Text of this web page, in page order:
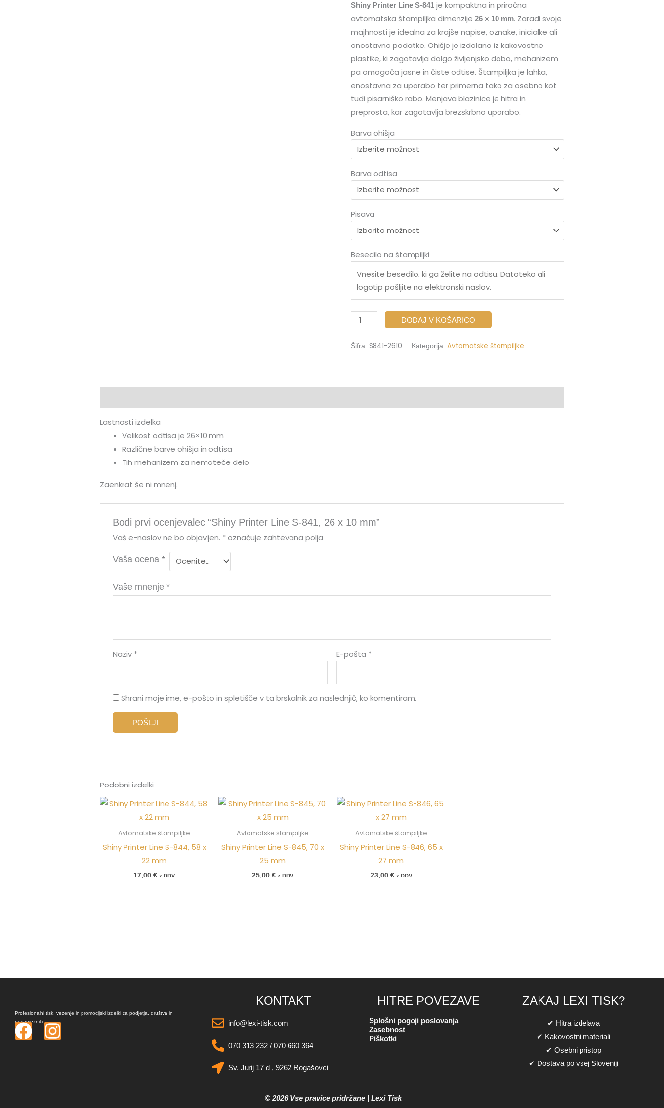
Shiny Printer Line S-841je kompaktna in priročna
avtomatska štampiljka dimenzije 26 × 10 mm. Zaradi svoje
majhnosti je idealna za krajše napise, oznake, inicialke ali
enostavne podatke. Ohišje je izdelano iz kakovostne
plastike, ki zagotavlja dolgo življenjsko dobo, mehanizem
pa omogoča jasne in čiste odtise. Štampiljka je lahka,
enostavna za uporabo ter primerna tako za osebno kot
tudi pisarniško rabo. Menjava blazinice je hitra in
preprosta, kar zagotavlja brezskrbno uporabo.
Barva ohišja
Barva odtisa
Pisava
Besedilo na štampiljki
26
x
10
mm
količina
DODAJ V KOŠARICO
Šifra: S841-2610 Kategorija: Avtomatske štampiljke
Lastnosti izdelka
Velikost odtisa je 26×10 mm
Različne barve ohišja in odtisa
Tih mehanizem za nemoteče delo
Zaenkrat še ni mnenj.
Bodi prvi ocenjevalec “Shiny Printer Line S-841, 26 x 10 mm”
Vaš e-naslov ne bo objavljen. * označuje zahtevana polja
Vaša ocena*
Vaše mnenje*
Naziv * E-pošta *
Shrani moje ime, e-pošto in spletišče v ta brskalnik za naslednjič, ko komentiram.
Podobni izdelki
Avtomatske štampiljke
Shiny Printer Line S-844, 58 x
22 mm
17,00€ z DDV
Avtomatske štampiljke
Shiny Printer Line S-845, 70 x
25 mm
25,00 € z DDV
Avtomatske štampiljke
Shiny Printer Line S-846, 65 x
27 mm
23,00 € z DDV
Profesionalni tisk, vezenje in promocijski izdelki za podjetja, društva in
posameznike.
F I
KONTAKT
info@lexi-tisk.com
070 313 232 / 070 660 364
Sv. Jurij 17 d , 9262 Rogašovci
HITRE POVEZAVE
Splošni pogoji poslovanja
Zasebnost
Piškotki
ZAKAJ LEXI TISK?
✔ Hitra izdelava
✔ Kakovostni materiali
✔ Osebni pristop
✔ Dostava po vsej Sloveniji
© 2026 Vse pravice pridržane | Lexi Tisk